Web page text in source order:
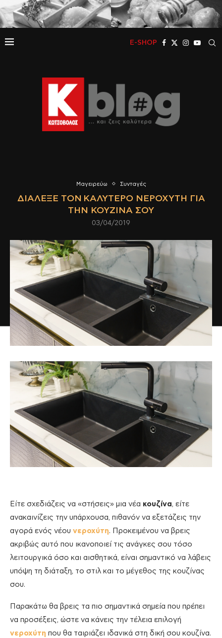
E-SHOP
Μαγειρεύω Συνταγές
ΔΙΆΛΕΞΕ ΤΟΝ ΚΑΛΎΤΕΡΟ ΝΕΡΟΧΎΤΗ ΓΙΑ
ΤΗΝ ΚΟΥΖΊΝΑ ΣΟΥ
03/04/2019
Είτε σχεδιάζεις να «στήσεις» μια νέα κουζίνα, είτε
ανακαινίζεις την υπάρχουσα, πιθανόν να εξετάζεις την
αγορά ενός νέου νεροχύτη. Προκειμένου να βρεις
ακριβώς αυτό που ικανοποιεί τις ανάγκες σου τόσο
λειτουργικά όσο και αισθητικά, είναι σημαντικό να λάβεις
υπόψη τη διάταξη, το στιλ και το μέγεθος της κουζίνας
σου.
Παρακάτω θα βρεις τα πιο σημαντικά σημεία που πρέπει
να προσέξεις, ώστε να κάνεις την τέλεια επιλογή
νεροχύτη που θα ταιριάζει ιδανικά στη δική σου κουζίνα.